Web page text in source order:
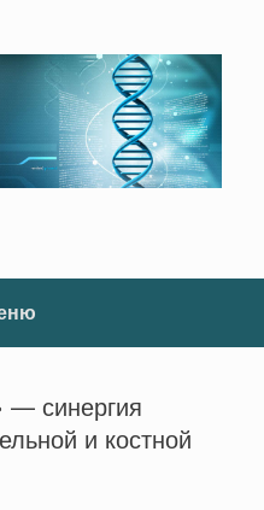
— синергия
и костной